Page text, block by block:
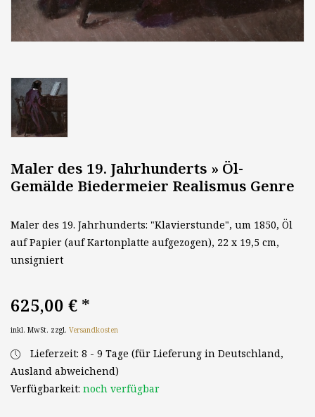
Maler des 19. Jahrhunderts » Öl-
Gemälde Biedermeier Realismus Genre
Maler des 19. Jahrhunderts: "Klavierstunde", um 1850, Öl
auf Papier (auf Kartonplatte aufgezogen), 22 x 19,5 cm,
unsigniert
625,00 € *
inkl. MwSt. zzgl. Versandkosten
Lieferzeit: 8 - 9 Tage (für Lieferung in Deutschland,
Ausland abweichend)
Verfügbarkeit: noch verfügbar